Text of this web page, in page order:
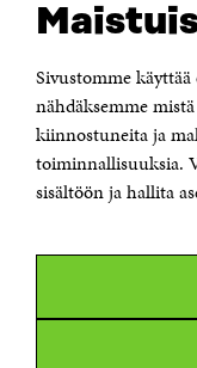
Sivustomme käyttää
nähdäksemme
kiinnostuneita ja
toiminnallisuuksia.
sisältöön ja hallita
Jubileumsfonden
Östersjögatan
00181 Helsingfors
Tfn +358 294 618
Personalens e-